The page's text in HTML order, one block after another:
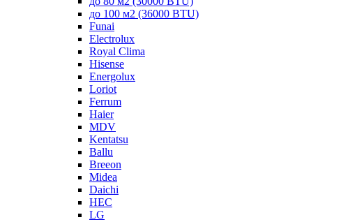
до 100 м2 (36000 BTU)
Funai
Electrolux
Royal Clima
Hisense
Energolux
Loriot
Ferrum
Haier
MDV
Kentatsu
Ballu
Breeon
Midea
Daichi
HEC
LG